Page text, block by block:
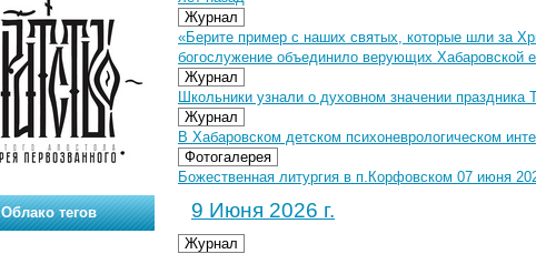
Журнал
«Берите пример с наших святых, которые шли за
богослужение объединило верующих Хабаровской
Журнал
Школьники узнали о духовном значении праздника
Журнал
В Хабаровском детском психоневрологическом
Фотогалерея
Божественная литургия в п.Корфовском 07 июня
9 Июня 2026 г.
Журнал
Облако тегов